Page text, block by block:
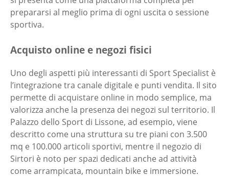
prepararsi al meglio prima di ogni uscita o sessione
sportiva.
Acquisto online e negozi fisici
Uno degli aspetti più interessanti di Sport Specialist è
l’integrazione tra canale digitale e punti vendita. Il sito
permette di acquistare online in modo semplice, ma
valorizza anche la presenza dei negozi sul territorio. Il
Palazzo dello Sport di Lissone, ad esempio, viene
descritto come una struttura su tre piani con 3.500
mq e 100.000 articoli sportivi, mentre il negozio di
Sirtori è noto per spazi dedicati anche ad attività
come arrampicata, mountain bike e immersione.